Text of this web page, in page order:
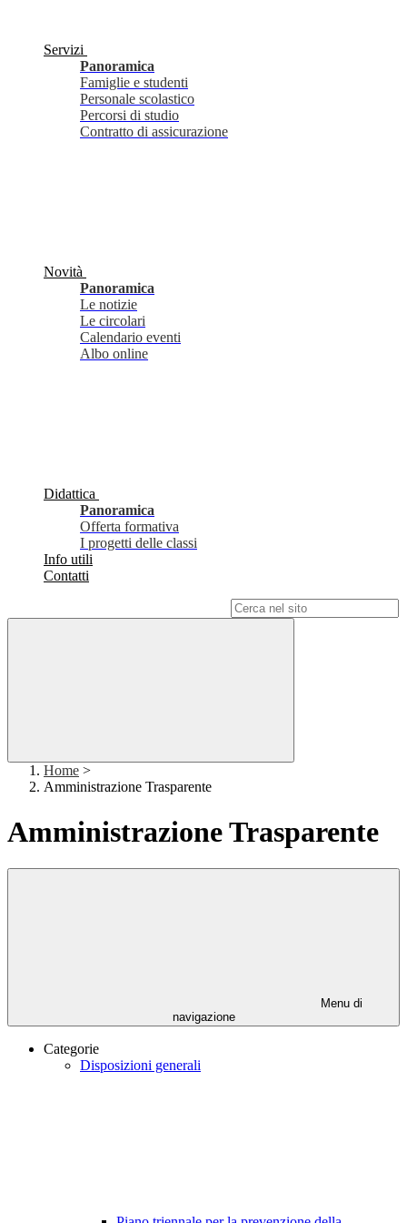
Servizi
Panoramica
Famiglie e studenti
Personale scolastico
Percorsi di studio
Contratto di assicurazione
Novità
Panoramica
Le notizie
Le circolari
Calendario eventi
Albo online
Didattica
Panoramica
Offerta formativa
I progetti delle classi
Info utili
Contatti
Home >
Amministrazione Trasparente
Amministrazione Trasparente
Menu di
navigazione
Categorie
Disposizioni generali